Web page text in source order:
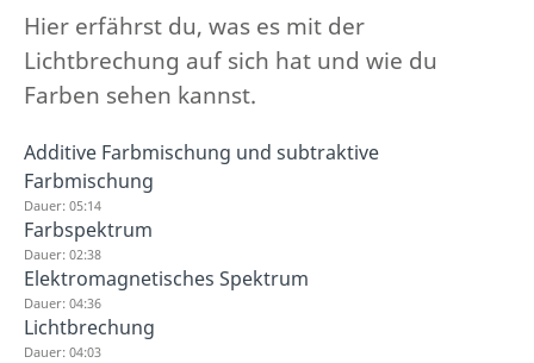
Hier erfährst du, was es mit der
Lichtbrechung auf sich hat und wie du
Farben sehen kannst.
Additive Farbmischung und subtraktive
Farbmischung
Dauer: 05:14
Farbspektrum
Dauer: 02:38
Elektromagnetisches Spektrum
Dauer: 04:36
Lichtbrechung
Dauer: 04:03